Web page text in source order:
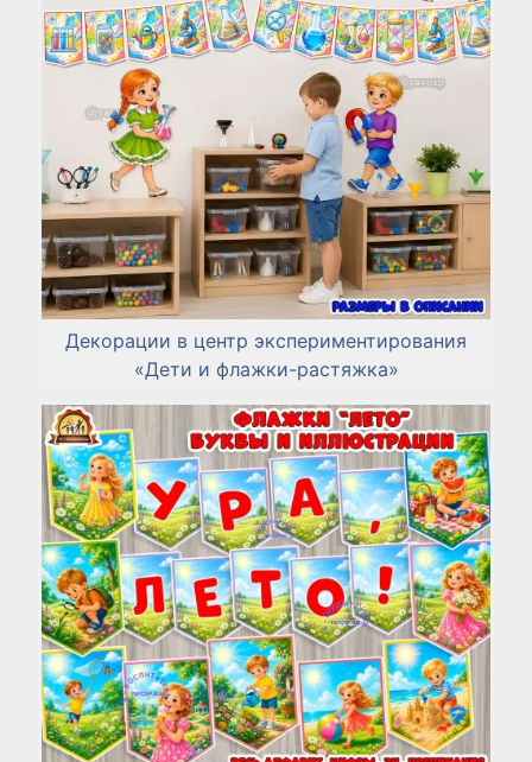
Декорации в центр экспериментирования
«Дети и флажки-растяжка»